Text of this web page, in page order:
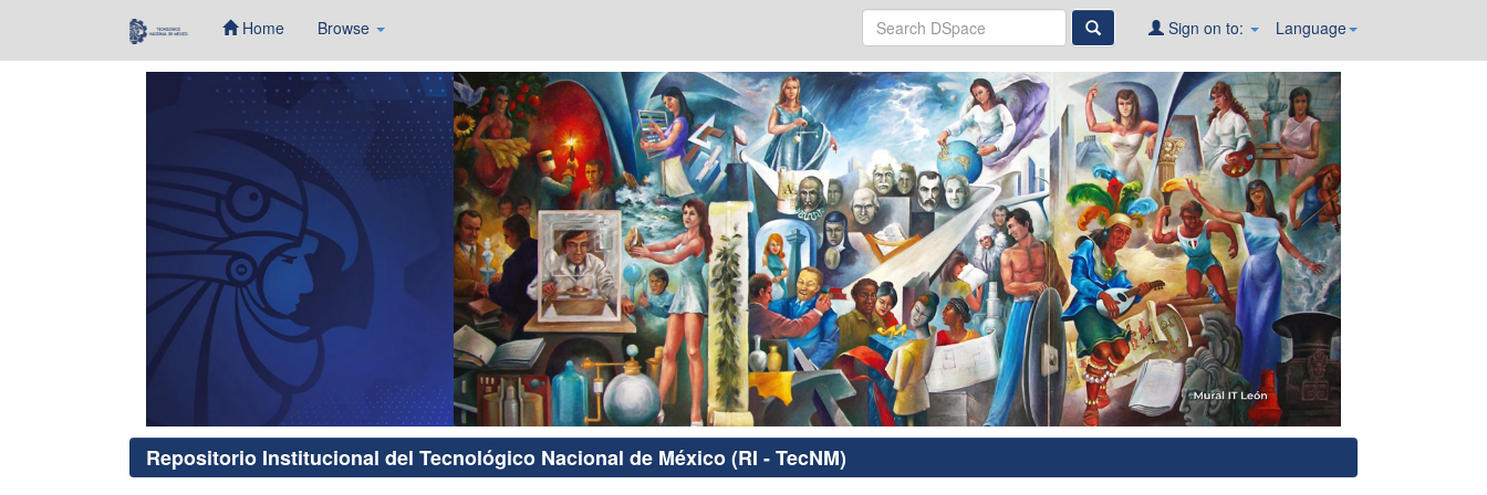
Home Browse Language
Sign on to:
Repositorio Institucional del Tecnológico Nacional de México (RI - TecNM)